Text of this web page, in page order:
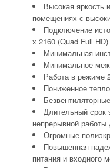
Высокая яркость
помещениях с
Подключение
х 2160 (Quad Full HD)
Минимальная
Минимальное
Работа в режиме
Пониженное
Длительный срок
непрерывной
Огромные
Повышенная
питания и входного